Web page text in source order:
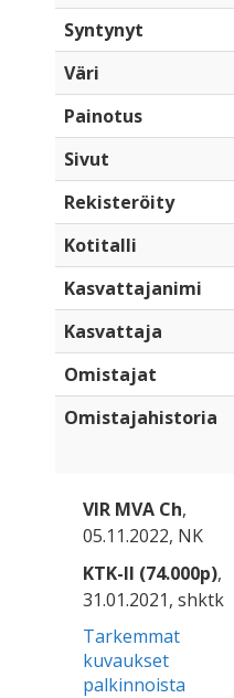
Syntynyt
Väri
Painotus
Sivut
Rekisteröity
Kotitalli
Kasvattajanimi
Kasvattaja
Omistajat
Omistajahistoria
VIR MVA Ch,
05.11.2022, NK
KTK-II (74.000p),
31.01.2021, shktk
Tarkemmat
kuvaukset
palkinnoista